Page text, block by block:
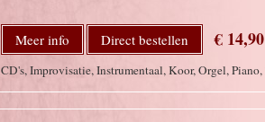
Meer info Direct bestellen € 14,90
CD's, Improvisatie, Instrumentaal, Koor, Orgel,